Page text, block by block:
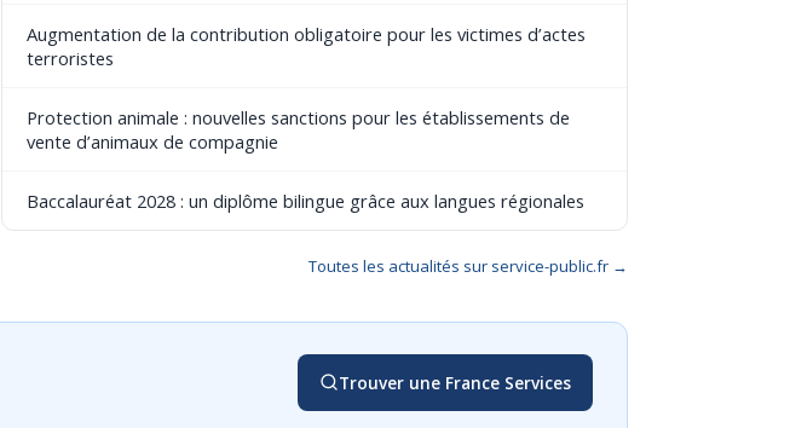
Augmentation de la contribution obligatoire pour les victimes d’actes
terroristes
Protection animale : nouvelles sanctions pour les établissements de
vente d’animaux de compagnie
Baccalauréat 2028 : un diplôme bilingue grâce aux langues régionales
Toutes les actualités sur service-public.fr →
Trouver une France Services